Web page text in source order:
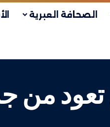
الصحافة العبرية
تعود من